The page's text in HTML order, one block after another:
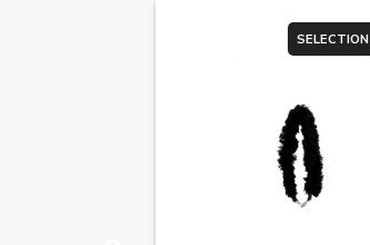
SELECTION